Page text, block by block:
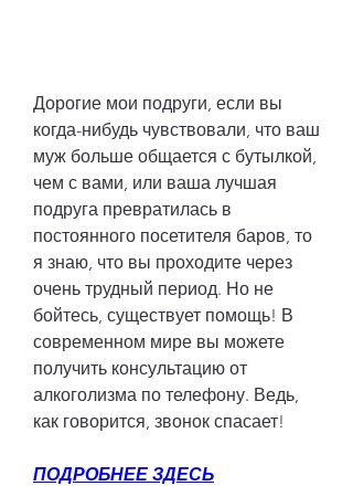
Дорогие мои подруги, если вы
когда-нибудь чувствовали, что ваш
муж больше общается с бутылкой,
чем с вами, или ваша лучшая
подруга превратилась в
постоянного посетителя баров, то
я знаю, что вы проходите через
очень трудный период. Но не
бойтесь, существует помощь! В
современном мире вы можете
получить консультацию от
алкоголизма по телефону. Ведь,
как говорится, звонок спасает!
ПОДРОБНЕЕ ЗДЕСЬ